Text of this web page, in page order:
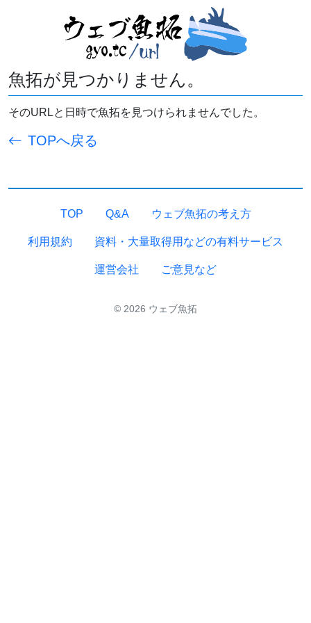
魚拓が見つかりません。
そのURLと日時で魚拓を見つけられませんでした。
TOPへ戻る
TOP Q&A ウェブ魚拓の考え方
利用規約 資料・大量取得用などの有料サービス
運営会社 ご意見など
© 2026 ウェブ魚拓